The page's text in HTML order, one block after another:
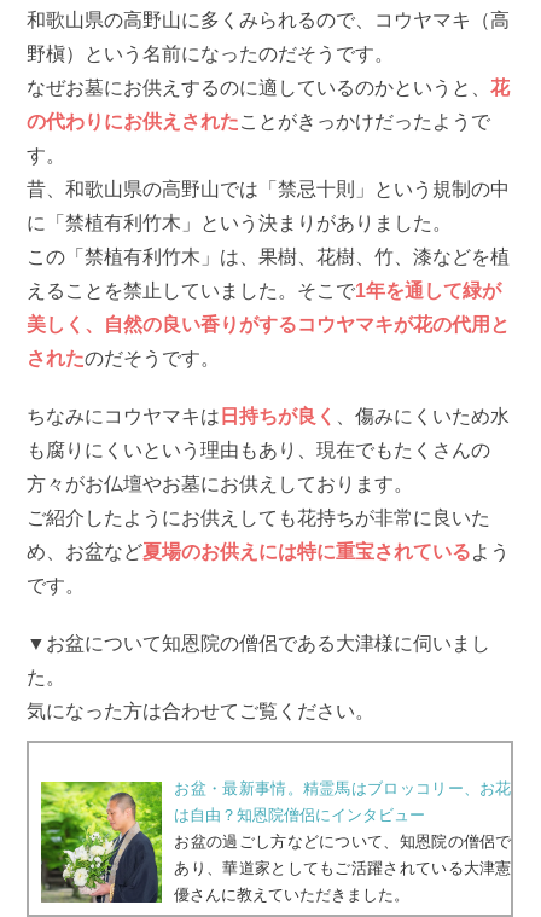
和歌山県の高野山に多くみられるので、コウヤマキ（高
野槇）という名前になったのだそうです。
なぜお墓にお供えするのに適しているのかというと、花
の代わりにお供えされたことがきっかけだったようで
す。
昔、和歌山県の高野山では「禁忌十則」という規制の中
に「禁植有利竹木」という決まりがありました。
この「禁植有利竹木」は、果樹、花樹、竹、漆などを植
えることを禁止していました。そこで1年を通して緑が
美しく、自然の良い香りがするコウヤマキが花の代用と
されたのだそうです。
ちなみにコウヤマキは 日持ちが良く
、傷みにくいため水
も腐りにくいという理由もあり、現在でもたくさんの
方々がお仏壇やお墓にお供えしております。
ご紹介したようにお供えしても花持ちが非常に良いた
め、お盆など夏場のお供えには特に重宝されているよう
です。
▼お盆について知恩院の僧侶である大津様に伺いまし
た。
気になった方は合わせてご覧ください。
お盆・最新事情。精霊馬はブロッコリー、お花
は自由？知恩院僧侶にインタビュー
お盆の過ごし方などについて、知恩院の僧侶で
あり、華道家としてもご活躍されている大津憲
優さんに教えていただきました。